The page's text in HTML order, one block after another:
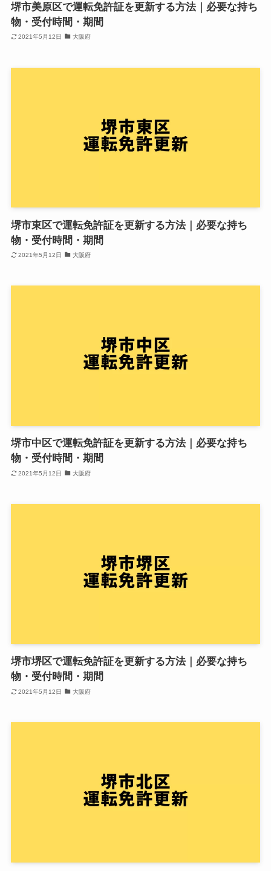
堺市美原区で運転免許証を更新する方法｜必要な持ち
物・受付時間・期間
2021年5月12日 大阪府
堺市東区で運転免許証を更新する方法｜必要な持ち
物・受付時間・期間
2021年5月12日 大阪府
堺市中区で運転免許証を更新する方法｜必要な持ち
物・受付時間・期間
2021年5月12日 大阪府
堺市堺区で運転免許証を更新する方法｜必要な持ち
物・受付時間・期間
2021年5月12日 大阪府